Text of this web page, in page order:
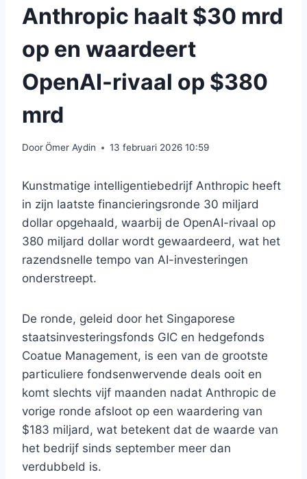
Anthropic haalt $30 mrd
op en waardeert
OpenAI-rivaal op $380
mrd
DoorÖmer Aydin 13 februari 2026 10:59
Kunstmatige intelligentiebedrijf Anthropic heeft
in zijn laatste financieringsronde 30 miljard
dollar opgehaald, waarbij de OpenAI-rivaal op
380 miljard dollar wordt gewaardeerd, wat het
razendsnelle tempo van AI-investeringen
onderstreept.
De ronde, geleid door het Singaporese
staatsinvesteringsfonds GIC en hedgefonds
Coatue Management, is een van de grootste
particuliere fondsenwervende deals ooit en
komt slechts vijf maanden nadat Anthropic de
vorige ronde afsloot op een waardering van
$183 miljard, wat betekent dat de waarde van
het bedrijf sinds september meer dan
verdubbeld is.